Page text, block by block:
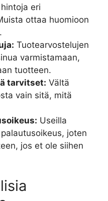
eri
ottaa huomioon
Tuotearvostelujen
varmistamaan,
tuotteen.
tarvitset: Vältä
vain sitä, mitä
Useilla
joten
jos et ole siihen